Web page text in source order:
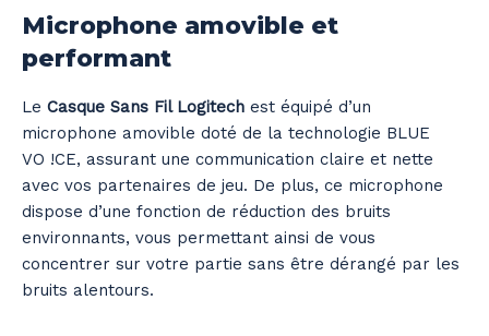
Microphone amovible et
performant
Le Casque Sans Fil Logitech est équipé d’un
microphone amovible doté de la technologie BLUE
VO !CE, assurant une communication claire et nette
avec vos partenaires de jeu. De plus, ce microphone
dispose d’une fonction de réduction des bruits
environnants, vous permettant ainsi de vous
concentrer sur votre partie sans être dérangé par les
bruits alentours.